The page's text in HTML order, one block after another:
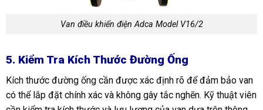
Van điều khiển điện Adca Model V16/2
5. Kiểm Tra Kích Thước Đường Ống
Kích thước đường ống cần được xác định rõ để đảm bảo van
có thể lắp đặt chính xác và không gây tắc nghẽn. Kỹ thuật viên